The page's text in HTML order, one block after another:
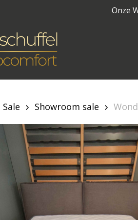
Onze
Sale Showroom sale